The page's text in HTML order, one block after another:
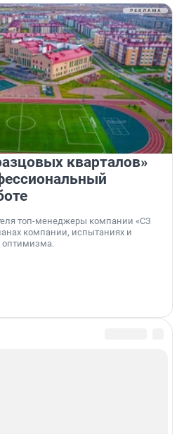
кварталов»
топ-менеджеры компании «СЗ
компании, испытаниях и
оптимизма.